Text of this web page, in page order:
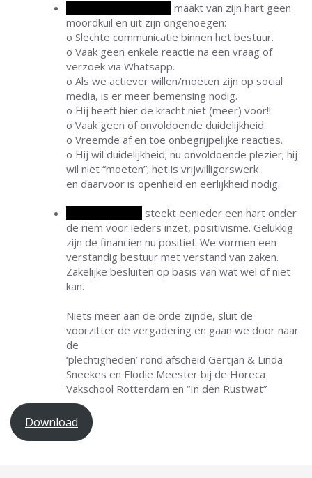
maakt van zijn hart geen
moordkuil en uit zijn ongenoegen:
o Slechte communicatie binnen het bestuur.
o Vaak geen enkele reactie na een vraag of
verzoek via Whatsapp.
o Als we actiever willen/moeten zijn op social
media, is er meer bemensing nodig.
o Hij heeft hier de kracht niet (meer) voor!!
o Vaak geen of onvoldoende duidelijkheid.
o Vreemde af en toe onbegrijpelijke reacties.
o Hij wil duidelijkheid; nu onvoldoende plezier; hij
wil niet “moeten”; het is vrijwilligerswerk
en daarvoor is openheid en eerlijkheid nodig.
steekt eenieder een hart onder
de riem voor ieders inzet, positivisme. Gelukkig
zijn de financiën nu positief. We vormen een
verstandig bestuur met verstand van zaken.
Zakelijke besluiten op basis van wat wel of niet
kan.
Niets meer aan de orde zijnde, sluit de
voorzitter de vergadering en gaan we door naar
de
‘plechtigheden’ rond afscheid Gertjan & Linda
Sneekes en Elodie Meester bij de Horeca
Vakschool Rotterdam en “In den Rustwat”
Download